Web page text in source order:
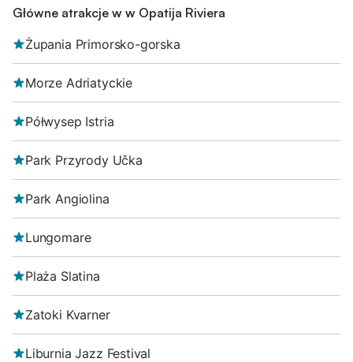
Główne atrakcje w w Opatija Riviera
Żupania Primorsko-gorska
Morze Adriatyckie
Półwysep Istria
Park Przyrody Učka
Park Angiolina
Lungomare
Plaża Slatina
Zatoki Kvarner
Liburnia Jazz Festival